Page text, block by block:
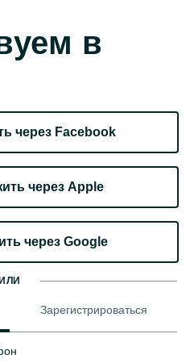
в
через Facebook
через Apple
через Google
ИЛИ
Зарегистрироваться